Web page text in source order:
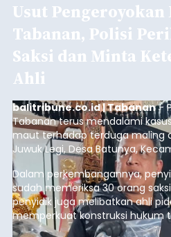
Usut Pengeroyokan
Tabanan, Polisi
Saksi dan Minta
Ahli
balitribune.co.id | Tabanan-
Tabanan terus mendalami
maut terhadap terduga maling
Juwuk Legi, Desa Batunya,
yang terjadi beberapa waktu lalu.
Dalam perkembangannya,
sudah memeriksa 30 orang
penyidik juga melibatkan ahli
memperkuat konstruksi hukum
orang tersangka yang saat ini